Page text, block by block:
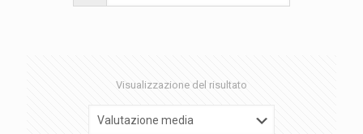
Visualizzazione del risultato